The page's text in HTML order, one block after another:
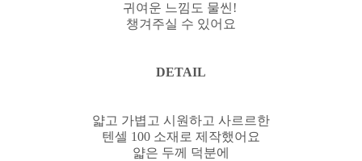
귀여운 느낌도 물씬!
챙겨주실 수 있어요
DETAIL
얇고 가볍고 시원하고 사르르한
텐셀 100 소재로 제작했어요
얇은 두께 덕분에